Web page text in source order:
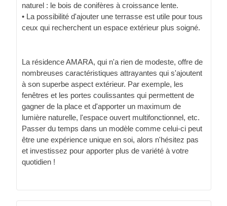
naturel : le bois de conifères à croissance lente.
• La possibilité d'ajouter une terrasse est utile pour tous
ceux qui recherchent un espace extérieur plus soigné.
La résidence AMARA, qui n'a rien de modeste, offre de
nombreuses caractéristiques attrayantes qui s'ajoutent
à son superbe aspect extérieur. Par exemple, les
fenêtres et les portes coulissantes qui permettent de
gagner de la place et d'apporter un maximum de
lumière naturelle, l'espace ouvert multifonctionnel, etc.
Passer du temps dans un modèle comme celui-ci peut
être une expérience unique en soi, alors n'hésitez pas
et investissez pour apporter plus de variété à votre
quotidien !